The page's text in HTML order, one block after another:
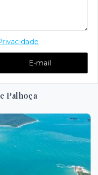
E-mail
Palhoça